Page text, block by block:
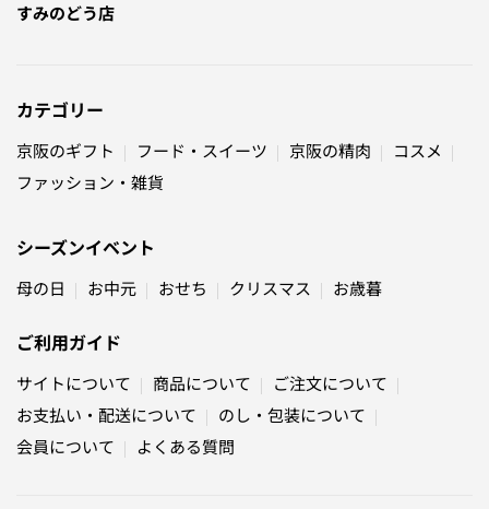
すみのどう店
カテゴリー
京阪のギフト フード・スイーツ 京阪の精肉
コスメ
ファッション・雑貨
シーズンイベント
母の日 お中元 おせち クリスマス お歳暮
ご利用ガイド
サイトについて 商品について
ご注文について
お支払い・配送について
のし・包装について
会員について
よくある質問